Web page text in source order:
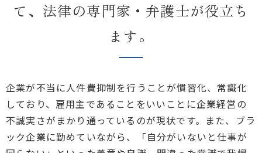
て、法律の専門家・弁護士が役立ち
ます。
企業が不当に人件費抑制を行うことが慣習化、常識化
しており、雇用主であることをいいことに企業経営の
不誠実さがまかり通っているのが現状です。また、ブラ
ック企業に勤めていながら、「自分がいないと仕事が